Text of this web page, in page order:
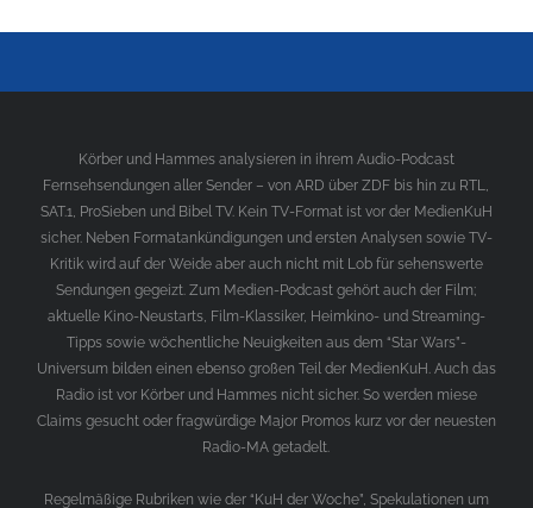
Körber und Hammes analysieren in ihrem Audio-Podcast
Fernsehsendungen aller Sender – von ARD über ZDF bis hin zu RTL,
SAT.1, ProSieben und Bibel TV. Kein TV-Format ist vor der MedienKuH
sicher. Neben Formatankündigungen und ersten Analysen sowie TV-
Kritik wird auf der Weide aber auch nicht mit Lob für sehenswerte
Sendungen gegeizt. Zum Medien-Podcast gehört auch der Film;
aktuelle Kino-Neustarts, Film-Klassiker, Heimkino- und Streaming-
Tipps sowie wöchentliche Neuigkeiten aus dem “Star Wars”-
Universum bilden einen ebenso großen Teil der MedienKuH. Auch das
Radio ist vor Körber und Hammes nicht sicher. So werden miese
Claims gesucht oder fragwürdige Major Promos kurz vor der neuesten
Radio-MA getadelt.
Regelmäßige Rubriken wie der “KuH der Woche”, Spekulationen um